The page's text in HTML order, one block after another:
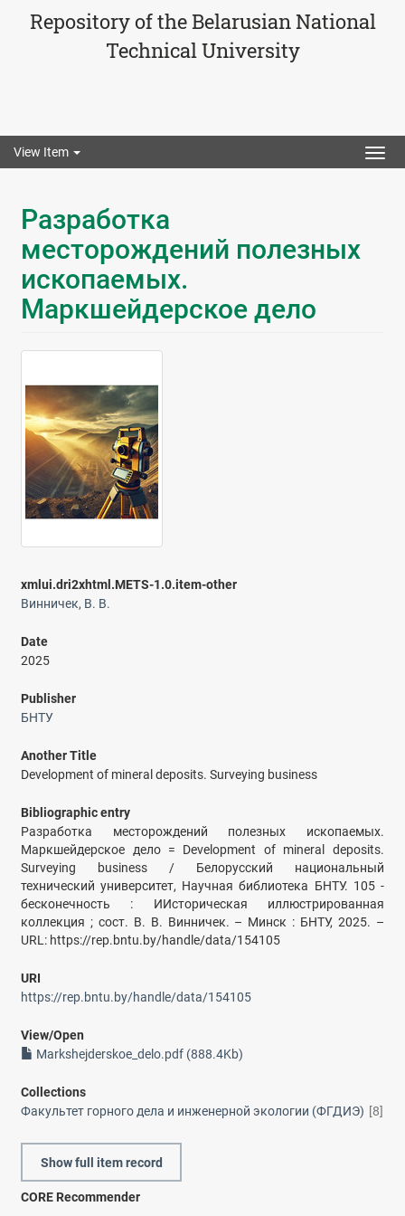
Repository of the Belarusian National
Technical University
View Item
Разработка
месторождений полезных
ископаемых.
Маркшейдерское дело
xmlui.dri2xhtml.METS-1.0.item-other
Винничек, В. В.
Date
2025
Publisher
БНТУ
Another Title
Development of mineral deposits. Surveying business
Bibliographic entry
Разработка месторождений полезных ископаемых.
Маркшейдерское дело = Development of mineral deposits.
Surveying business / Белорусский национальный
технический университет, Научная библиотека БНТУ. 105 -
бесконечность : ИИсторическая иллюстрированная
коллекция ; сост. В. В. Винничек. – Минск : БНТУ, 2025. –
URL: https://rep.bntu.by/handle/data/154105
URI
https://rep.bntu.by/handle/data/154105
View/Open
Markshejderskoe_delo.pdf (888.4Kb)
Collections
Факультет горного дела и инженерной экологии (ФГДИЭ) [8]
Show full item record
CORE Recommender